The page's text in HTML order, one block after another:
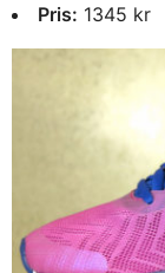
Pris: 1345 kr